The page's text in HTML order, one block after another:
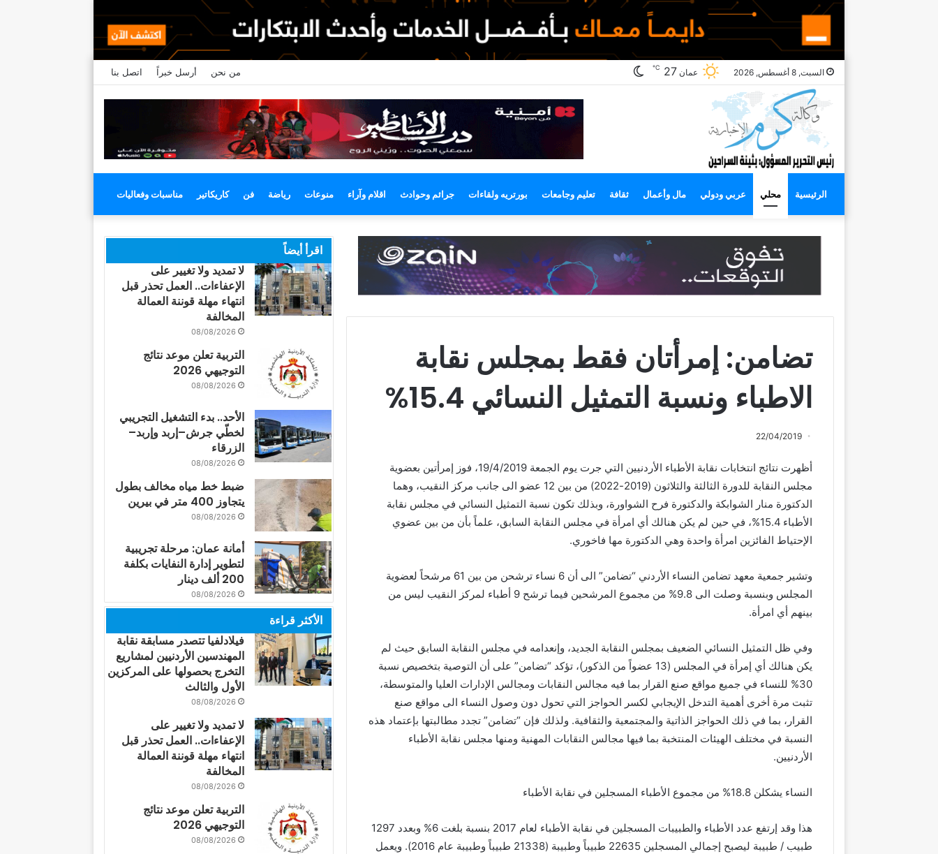
السبت, 8 أغسطس, 2026
الوضع
عمان 27
℃ من نحن أرسل خبراً اتصل بنا
الرئيسية محلي عربي ودولي مال وأعمال ثقافة تعليم وجامعات بورتريه ولقاءات جرائم وحوادث اقلام وآراء منوعات رياضة فن كاريكاتير مناسبات وفعاليات
تضامن: إمرأتان فقط بمجلس نقابة
الاطباء ونسبة التمثيل النسائي 15.4%
22/04/2019
أظهرت نتائج انتخابات نقابة الأطباء الأردنيين التي جرت يوم الجمعة 19/4/2019، فوز إمرأتين بعضوية
مجلس النقابة للدورة الثالثة والثلاثون (2019-2022) من بين 12 عضو الى جانب مركز النقيب، وهما
الدكتورة منار الشوابكة والدكتورة فرح الشواورة، وبذلك تكون نسبة التمثيل النسائي في مجلس نقابة
الأطباء 15.4%، في حين لم يكن هنالك أي امرأة في مجلس النقابة السابق، علماً بأن من بين عضوي
الإحتياط الفائزين امرأة واحدة وهي الدكتورة مها فاخوري.
وتشير جمعية معهد تضامن النساء الأردني “تضامن” الى أن 6 نساء ترشحن من بين 61 مرشحاً لعضوية
المجلس وبنسبة وصلت الى 9.8% من مجموع المرشحين فيما ترشح 9 أطباء لمركز النقيب ليس من
بينهم أي امرأة.
وفي ظل التمثيل النسائي الضعيف بمجلس النقابة الجديد، وإنعدامه في مجلس النقابة السابق حيث لم
يكن هنالك أي إمرأة في المجلس (13 عضواً من الذكور)، تؤكد “تضامن” على أن التوصية بتخصيص نسبة
30% للنساء في جميع مواقع صنع القرار بما فيه مجالس النقابات ومجالس الإدارات العليا والمتوسطة،
تثبت مرة أخرى أهمية التدخل الإيجابي لكسر الحواجز التي تحول دون وصول النساء الى مواقع صنع
القرار، بما في ذلك الحواجز الذاتية والمجتمعية والثقافية. ولذلك فإن “تضامن” تجدد مطالبتها بإعتماد هذه
النسبة في مختلف الهيئات المنتخبة بما فيها مجالس النقابات المهنية ومنها مجلس نقابة الأطباء
الأردنيين.
النساء يشكلن 18.8% من مجموع الأطباء المسجلين في نقابة الأطباء
هذا وقد إرتفع عدد الأطباء والطبيبات المسجلين في نقابة الأطباء لعام 2017 بنسبة بلغت 6% وبعدد 1297
طبيب / طبيبة ليصبح إجمالي المسجلين 22635 طبيباً وطبيبة (21338 طبيباً وطبيبة عام 2016). ويعمل
اقرأ أيضاً
لا تمديد ولا تغيير على
الإعفاءات.. العمل تحذر قبل
انتهاء مهلة قوننة العمالة
المخالفة
08/08/2026
التربية تعلن موعد نتائج
التوجيهي 2026
08/08/2026
الأحد.. بدء التشغيل التجريبي
لخطّي جرش–إربد وإربد–
الزرقاء
08/08/2026
ضبط خط مياه مخالف بطول
يتجاوز 400 متر في بيرين
08/08/2026
أمانة عمان: مرحلة تجريبية
لتطوير إدارة النفايات بكلفة
200 ألف دينار
08/08/2026
الأكثر قراءة
فيلادلفيا تتصدر مسابقة نقابة
المهندسين الأردنيين لمشاريع
التخرج بحصولها على المركزين
الأول والثالث
08/08/2026
لا تمديد ولا تغيير على
الإعفاءات.. العمل تحذر قبل
انتهاء مهلة قوننة العمالة
المخالفة
08/08/2026
التربية تعلن موعد نتائج
التوجيهي 2026
08/08/2026